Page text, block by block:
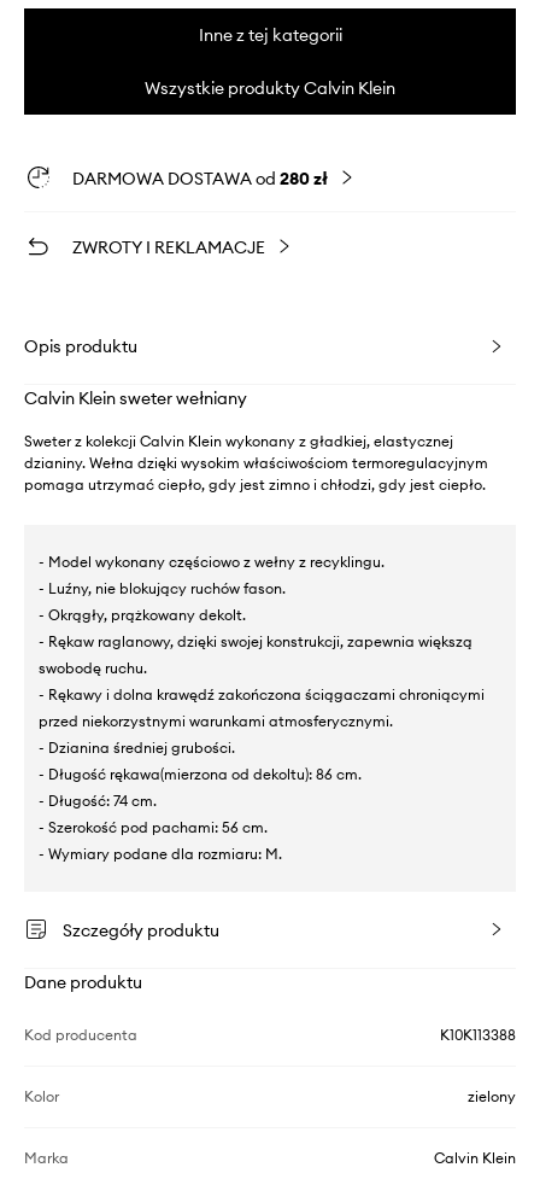
Inne z tej kategorii
Wszystkie produkty Calvin Klein
DARMOWA DOSTAWA od 280 zł
ZWROTY I REKLAMACJE
Opis produktu
Calvin Klein sweter wełniany
Sweter z kolekcji Calvin Klein wykonany z gładkiej, elastycznej
dzianiny. Wełna dzięki wysokim właściwościom termoregulacyjnym
pomaga utrzymać ciepło, gdy jest zimno i chłodzi, gdy jest ciepło.
- Model wykonany częściowo z wełny z recyklingu.
- Luźny, nie blokujący ruchów fason.
- Okrągły, prążkowany dekolt.
- Rękaw raglanowy, dzięki swojej konstrukcji, zapewnia większą
swobodę ruchu.
- Rękawy i dolna krawędź zakończona ściągaczami chroniącymi
przed niekorzystnymi warunkami atmosferycznymi.
- Dzianina średniej grubości.
- Długość rękawa(mierzona od dekoltu): 86 cm.
- Długość: 74 cm.
- Szerokość pod pachami: 56 cm.
- Wymiary podane dla rozmiaru: M.
Szczegóły produktu
Dane produktu
Kod producenta K10K113388
Kolor zielony
Marka Calvin Klein